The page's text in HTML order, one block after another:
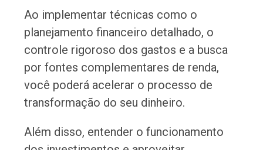
Ao implementar técnicas como o
planejamento financeiro detalhado, o
controle rigoroso dos gastos e a busca
por fontes complementares de renda,
você poderá acelerar o processo de
transformação do seu dinheiro.
Além disso, entender o funcionamento